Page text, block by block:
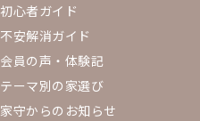
初心者ガイド
不安解消ガイド
会員の声・体験記
テーマ別の家選び
家守からのお知らせ